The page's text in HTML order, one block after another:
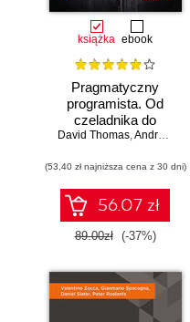
książka ebook
Pragmatyczny
programista. Od
czeladnika do
mistrza. Wydanie II
David Thomas,Andrew Hunt
(53,40 zł najniższa cena z 30 dni)
56.07 zł
89.00zł (-37%)